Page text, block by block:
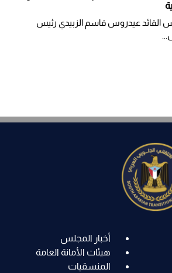
القائد عيدروس قاسم الزبيدي رئيس
أخبار المجلس
هيئات الأمانة العامة
المنسقيات